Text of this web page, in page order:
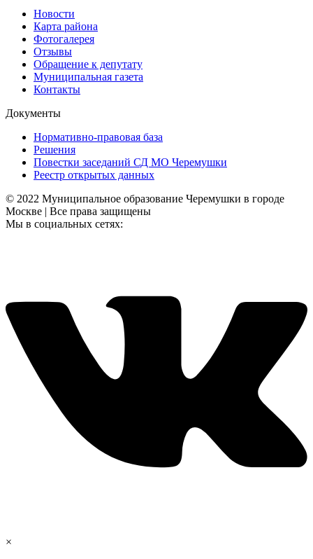
Новости
Карта района
Фотогалерея
Отзывы
Обращение к депутату
Муниципальная газета
Контакты
Документы
Нормативно-правовая база
Решения
Повестки заседаний СД МО Черемушки
Реестр открытых данных
© 2022 Муниципальное образование Черемушки в городе
Москве | Все права защищены
Мы в социальных сетях:
×